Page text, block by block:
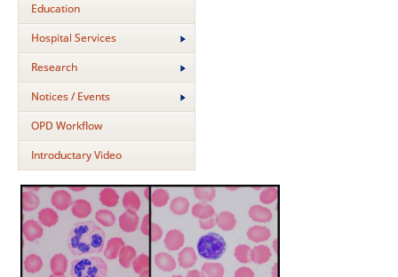
Education
Hospital Services
Research
Notices / Events
OPD Workflow
Introductary Video